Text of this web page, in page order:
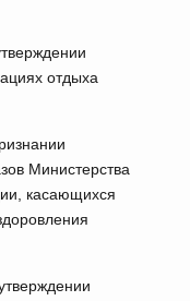
отдыха
Министерства
касающихся